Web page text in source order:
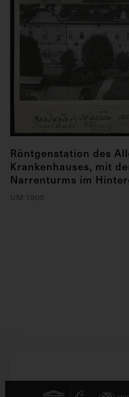
Röntgenstation des
Krankenhauses, mit
Narrenturms im
UM 1900